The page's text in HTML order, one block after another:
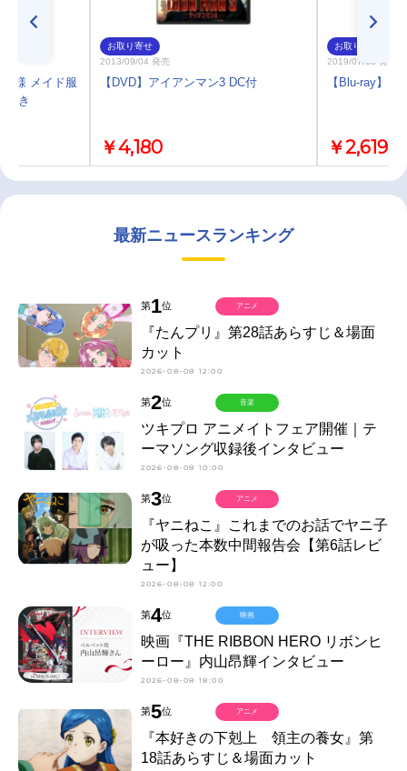
様 メイド服
付き
お取り寄せ
2013/09/04 発売
【DVD】アイアンマン3 DC付
￥4,180
お取り寄せ
2019/07/03 発売
【Blu-ray】
￥2,619
最新ニュースランキング
第1位
『たんプリ』第28話あらすじ＆場面
カット
2026-08-08 12:00
アニメ
第2位
ツキプロ アニメイトフェア開催｜テ
ーマソング収録後インタビュー
2026-08-08 10:00
音楽
第3位
『ヤニねこ』これまでのお話でヤニ子
が吸った本数中間報告会【第6話レビ
ュー】
2026-08-08 12:00
アニメ
第4位
映画『THE RIBBON HERO リボンヒ
ーロー』内山昂輝インタビュー
2026-08-08 18:00
映画
第5位
『本好きの下剋上 領主の養女』第
18話あらすじ＆場面カット
アニメ